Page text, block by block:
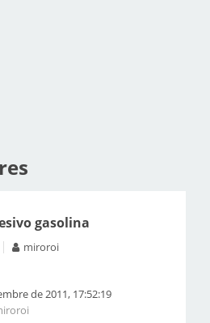
gasolina
miroroi
de 2011, 17:52:19